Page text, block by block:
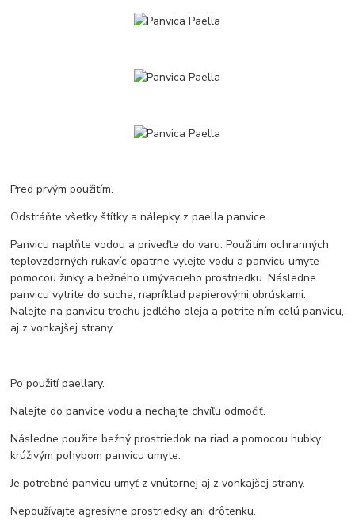
Pred prvým použitím.
Odstráňte všetky štítky a nálepky z paella panvice.
Panvicu naplňte vodou a priveďte do varu. Použitím ochranných
teplovzdorných rukavíc opatrne vylejte vodu a panvicu umyte
pomocou žinky a bežného umývacieho prostriedku. Následne
panvicu vytrite do sucha, napríklad papierovými obrúskami.
Nalejte na panvicu trochu jedlého oleja a potrite ním celú panvicu,
aj z vonkajšej strany.
Po použití paellary.
Nalejte do panvice vodu a nechajte chvíľu odmočiť.
Následne použite bežný prostriedok na riad a pomocou hubky
krúživým pohybom panvicu umyte.
Je potrebné panvicu umyť z vnútornej aj z vonkajšej strany.
Nepoužívajte agresívne prostriedky ani drôtenku.